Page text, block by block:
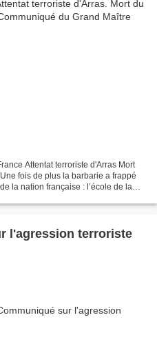
Attentat terroriste d'Arras Mort
fois de plus la barbarie a frappé
la nation française : l’école de la
l'agression terroriste